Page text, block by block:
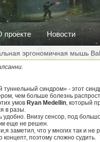
проекте Новости
эргономичная мышь
туннельный синдром» - этот
чем больше болезнь
умов Ryan Medellin, который
в разы.
удобно. Внизу сенсор, под
еще не решен.
заметил, что у многих так и
концепт, поэтому сложно судить.